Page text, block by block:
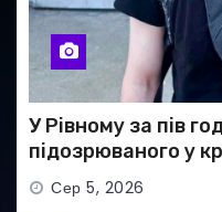
У Рівному за пів
підозрюваного у
тисяч гривень
Сер 5, 2026